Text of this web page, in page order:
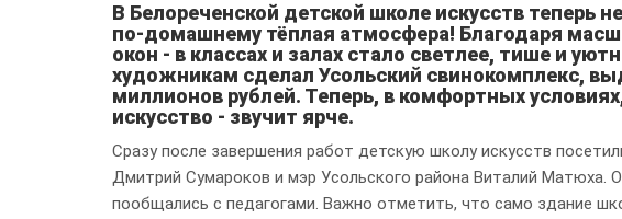
В Белореченской детской школе искусств теперь
по-домашнему тёплая атмосфера! Благодаря
окон - в классах и залах стало светлее, тише и
художникам сделал Усольский свинокомплекс,
миллионов рублей. Теперь, в комфортных
искусство - звучит ярче.
Сразу после завершения работ детскую школу искусств
Дмитрий Сумароков и мэр Усольского района Виталий Матюха.
пообщались с педагогами. Важно отметить, что само здание